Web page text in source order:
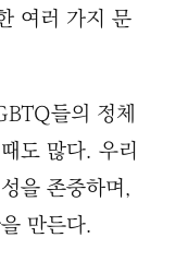
여러 가지 문
들의 정체
도 많다. 우리
을 존중하며,
만든다.